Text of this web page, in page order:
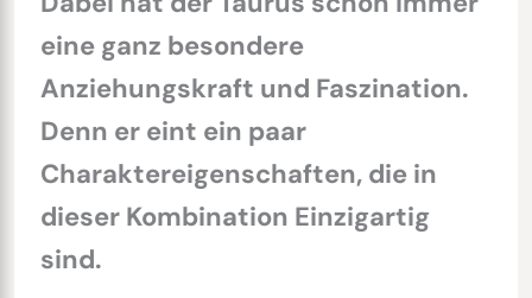
eine ganz besondere
Anziehungskraft und Faszination.
Denn er eint ein paar
Charaktereigenschaften, die in
dieser Kombination Einzigartig
sind.